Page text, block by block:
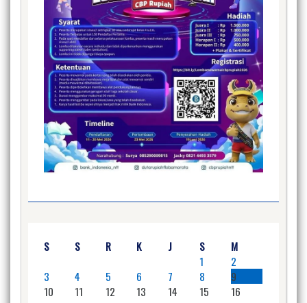
S S R K J S
M
1
2
3
4 5 6 7 8
9
10
11 12 13 14 15
16